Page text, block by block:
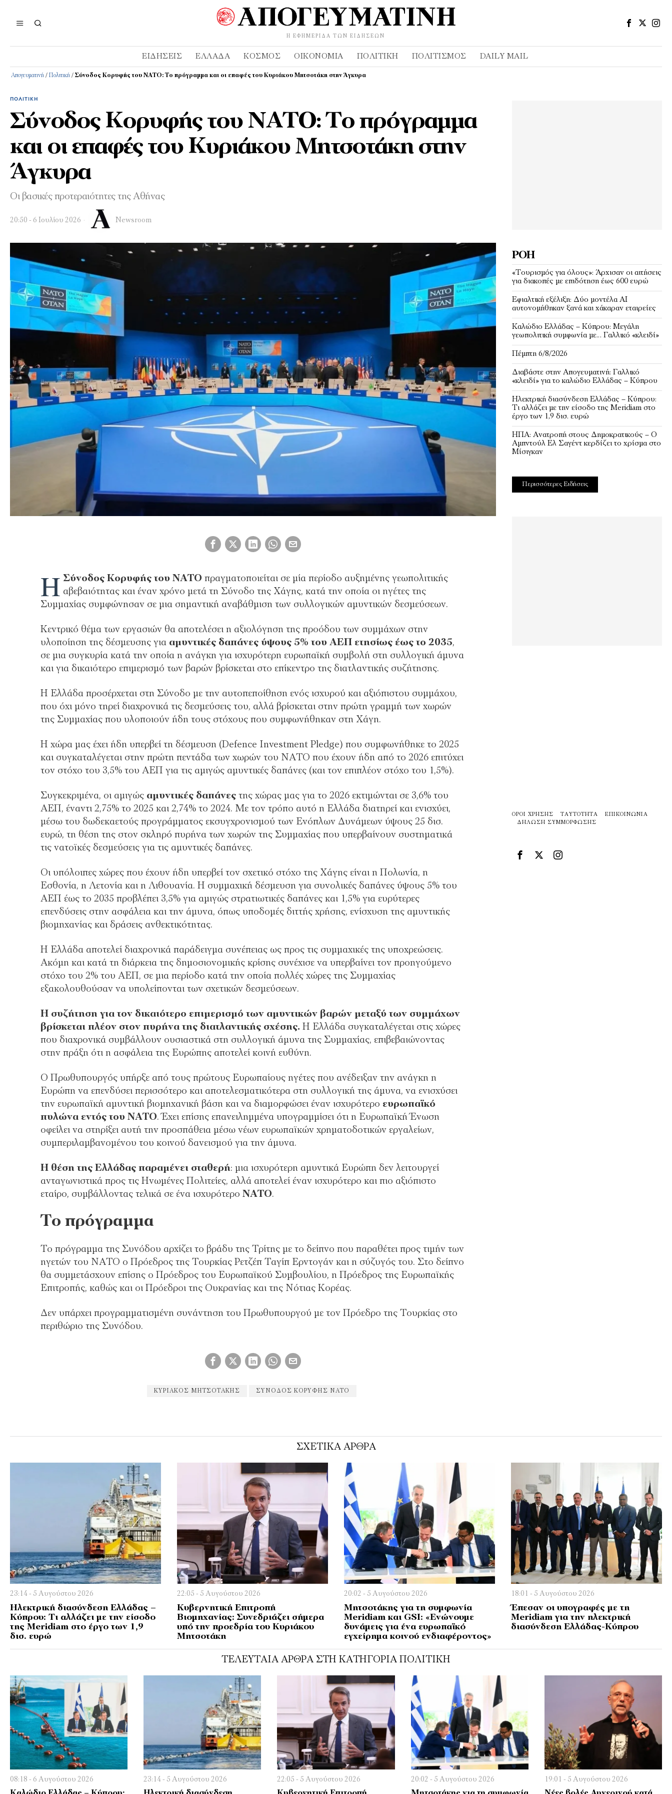
Η ΕΦΗΜΕΡΊΔΑ ΤΩΝ ΕΙΔΉΣΕΩΝ
ΕΙΔΉΣΕΙΣ ΕΛΛΆΔΑ ΚΌΣΜΟΣ ΟΙΚΟΝΟΜΊΑ ΠΟΛΙΤΙΚΉ ΠΟΛΙΤΙΣΜΌΣ DAILY MAIL
Απογευματινή / Πολιτική / Σύνοδος Κορυφής του ΝΑΤΟ: Το πρόγραμμα και οι επαφές του Κυριάκου Μητσοτάκη στην Άγκυρα
ΠΟΛΙΤΙΚΉ
Σύνοδος Κορυφής του ΝΑΤΟ: Το πρόγραμμα
και οι επαφές του Κυριάκου Μητσοτάκη στην
Άγκυρα
Οι βασικές προτεραιότητες της Αθήνας
20:50 - 6 Ιουλίου 2026 Newsroom
Η Σύνοδος Κορυφής του ΝΑΤΟ πραγματοποιείται σε μία περίοδο αυξημένης γεωπολιτικής
αβεβαιότητας και έναν χρόνο μετά τη Σύνοδο της Χάγης, κατά την οποία οι ηγέτες της
Συμμαχίας συμφώνησαν σε μια σημαντική αναβάθμιση των συλλογικών αμυντικών δεσμεύσεων.
Κεντρικό θέμα των εργασιών θα αποτελέσει η αξιολόγηση της προόδου των συμμάχων στην
υλοποίηση της δέσμευσης για αμυντικές δαπάνες ύψους 5% του ΑΕΠ ετησίως έως το 2035,
σε μια συγκυρία κατά την οποία η ανάγκη για ισχυρότερη ευρωπαϊκή συμβολή στη συλλογική άμυνα
και για δικαιότερο επιμερισμό των βαρών βρίσκεται στο επίκεντρο της διατλαντικής συζήτησης.
Η Ελλάδα προσέρχεται στη Σύνοδο με την αυτοπεποίθηση ενός ισχυρού και αξιόπιστου συμμάχου,
που όχι μόνο τηρεί διαχρονικά τις δεσμεύσεις του, αλλά βρίσκεται στην πρώτη γραμμή των χωρών
της Συμμαχίας που υλοποιούν ήδη τους στόχους που συμφωνήθηκαν στη Χάγη.
Η χώρα μας έχει ήδη υπερβεί τη δέσμευση (Defence Investment Pledge) που συμφωνήθηκε το 2025
και συγκαταλέγεται στην πρώτη πεντάδα των χωρών του ΝΑΤΟ που έχουν ήδη από το 2026 επιτύχει
τον στόχο του 3,5% του ΑΕΠ για τις αμιγώς αμυντικές δαπάνες (και τον επιπλέον στόχο του 1,5%).
Συγκεκριμένα, οι αμιγώς αμυντικές δαπάνεςτης χώρας μας για το 2026 εκτιμώνται σε 3,6% του
ΑΕΠ, έναντι 2,75% το 2025 και 2,74% το 2024. Με τον τρόπο αυτό η Ελλάδα διατηρεί και ενισχύει,
μέσω του δωδεκαετούς προγράμματος εκσυγχρονισμού των Ενόπλων Δυνάμεων ύψους 25 δισ.
ευρώ, τη θέση της στον σκληρό πυρήνα των χωρών της Συμμαχίας που υπερβαίνουν συστηματικά
τις νατοϊκές δεσμεύσεις για τις αμυντικές δαπάνες.
Οι υπόλοιπες χώρες που έχουν ήδη υπερβεί τον σχετικό στόχο της Χάγης είναι η Πολωνία, η
Εσθονία, η Λετονία και η Λιθουανία. Η συμμαχική δέσμευση για συνολικές δαπάνες ύψους 5% του
ΑΕΠ έως το 2035 προβλέπει 3,5% για αμιγώς στρατιωτικές δαπάνες και 1,5% για ευρύτερες
επενδύσεις στην ασφάλεια και την άμυνα, όπως υποδομές διττής χρήσης, ενίσχυση της αμυντικής
βιομηχανίας και δράσεις ανθεκτικότητας.
Η Ελλάδα αποτελεί διαχρονικά παράδειγμα συνέπειας ως προς τις συμμαχικές της υποχρεώσεις.
Ακόμη και κατά τη διάρκεια της δημοσιονομικής κρίσης συνέχισε να υπερβαίνει τον προηγούμενο
στόχο του 2% του ΑΕΠ, σε μια περίοδο κατά την οποία πολλές χώρες της Συμμαχίας
εξακολουθούσαν να υπολείπονται των σχετικών δεσμεύσεων.
Η συζήτηση για τον δικαιότερο επιμερισμό των αμυντικών βαρών μεταξύ των συμμάχων
βρίσκεται πλέον στον πυρήνα της διατλαντικής σχέσης. Η Ελλάδα συγκαταλέγεται στις χώρες
που διαχρονικά συμβάλλουν ουσιαστικά στη συλλογική άμυνα της Συμμαχίας, επιβεβαιώνοντας
στην πράξη ότι η ασφάλεια της Ευρώπης αποτελεί κοινή ευθύνη.
Ο Πρωθυπουργός υπήρξε από τους πρώτους Ευρωπαίους ηγέτες που ανέδειξαν την ανάγκη η
Ευρώπη να επενδύσει περισσότερο και αποτελεσματικότερα στη συλλογική της άμυνα, να ενισχύσει
την ευρωπαϊκή αμυντική βιομηχανική βάση και να διαμορφώσει έναν ισχυρότερο ευρωπαϊκό
πυλώνα εντός του ΝΑΤΟ. Έχει επίσης επανειλημμένα υπογραμμίσει ότι η Ευρωπαϊκή Ένωση
οφείλει να στηρίξει αυτή την προσπάθεια μέσω νέων ευρωπαϊκών χρηματοδοτικών εργαλείων,
συμπεριλαμβανομένου του κοινού δανεισμού για την άμυνα.
Η θέση της Ελλάδας παραμένει σταθερή: μια ισχυρότερη αμυντικά Ευρώπη δεν λειτουργεί
ανταγωνιστικά προς τις Ηνωμένες Πολιτείες, αλλά αποτελεί έναν ισχυρότερο και πιο αξιόπιστο
εταίρο, συμβάλλοντας τελικά σε ένα ισχυρότερο ΝΑΤΟ.
Το πρόγραμμα
Το πρόγραμμα της Συνόδου αρχίζει το βράδυ της Τρίτης με το δείπνο που παραθέτει προς τιμήν των
ηγετών του ΝΑΤΟ ο Πρόεδρος της Τουρκίας Ρετζέπ Ταγίπ Ερντογάν και η σύζυγός του. Στο δείπνο
θα συμμετάσχουν επίσης ο Πρόεδρος του Ευρωπαϊκού Συμβουλίου, η Πρόεδρος της Ευρωπαϊκής
Επιτροπής, καθώς και οι Πρόεδροι της Ουκρανίας και της Νότιας Κορέας.
Δεν υπάρχει προγραμματισμένη συνάντηση του Πρωθυπουργού με τον Πρόεδρο της Τουρκίας στο
περιθώριο της Συνόδου.
ΚΥΡΙΆΚΟΣ ΜΗΤΣΟΤΆΚΗΣ ΣΎΝΟΔΟΣ ΚΟΡΥΦΉΣ ΝΑΤΟ
ΡΟΉ
«Τουρισμός για όλους»: Άρχισαν οι αιτήσεις
για διακοπές με επιδότηση έως 600 ευρώ
Εφιαλτική εξέλιξη: Δύο μοντέλα ΑΙ
αυτονομήθηκαν ξανά και χάκαραν εταιρείες
Kαλώδιο Ελλάδας – Κύπρου: Μεγάλη
γεωπολιτική συμφωνία με… Γαλλικό «κλειδί»
Πέμπτη 6/8/2026
Διαβάστε στην Απογευματινή: Γαλλικό
«κλειδί» για το καλώδιο Ελλάδας – Κύπρου
Ηλεκτρική διασύνδεση Ελλάδας – Κύπρου:
Τι αλλάζει με την είσοδο της Meridiam στο
έργο των 1,9 δισ. ευρώ
ΗΠΑ: Ανατροπή στους Δημοκρατικούς – Ο
Αμπντούλ Ελ Σαγέντ κερδίζει το χρίσμα στο
Μίσιγκαν
Περισσότερες Ειδήσεις
ΌΡΟΙ ΧΡΉΣΗΣ ΤΑΥΤΌΤΗΤΑ
ΕΠΙΚΟΙΝΩΝΊΑ
ΔΉΛΩΣΗ ΣΥΜΜΌΡΦΩΣΗΣ
ΣΧΕΤΙΚΑ ΑΡΘΡΑ
23:14 - 5 Αυγούστου 2026
Ηλεκτρική διασύνδεση Ελλάδας –
Κύπρου: Τι αλλάζει με την είσοδο
της Meridiam στο έργο των 1,9
δισ. ευρώ
22:05 - 5 Αυγούστου 2026
Κυβερνητική Επιτροπή
Βιομηχανίας: Συνεδριάζει σήμερα
υπό την προεδρία του Κυριάκου
Μητσοτάκη
20:02 - 5 Αυγούστου 2026
Μητσοτάκης για τη συμφωνία
Meridiam και GSI: «Ενώνουμε
δυνάμεις για ένα ευρωπαϊκό
εγχείρημα κοινού ενδιαφέροντος»
18:01 - 5 Αυγούστου 2026
Έπεσαν οι υπογραφές με τη
Meridiam για την ηλεκτρική
διασύνδεση Ελλάδας-Κύπρου
ΤΕΛΕΥΤΑΊΑ ΆΡΘΡΑ ΣΤΗ ΚΑΤΗΓΟΡΊΑ ΠΟΛΙΤΙΚΉ
08:18 - 6 Αυγούστου 2026 23:14 - 5 Αυγούστου 2026 22:05 - 5 Αυγούστου 2026 20:02 - 5 Αυγούστου 2026 19:01 - 5 Αυγούστου 2026